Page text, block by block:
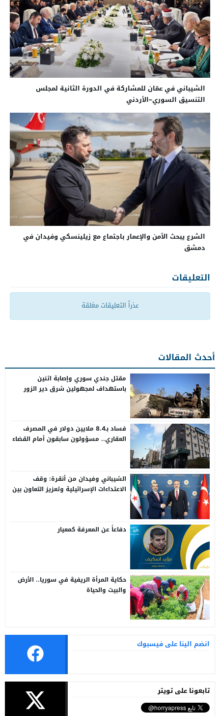
الشيباني في عمّان للمشاركة في الدورة الثانية لمجلس
التنسيق السوري–الأردني
الشرع يبحث الأمن والإعمار باجتماع مع زيلينسكي وفيدان في
دمشق
التعليقات
عذراً التعليقات مغلقة
أحدث المقالات
مقتل جندي سوري وإصابة اثنين
باستهداف لمجهولين شرق دير الزور
فساد بـ8.4 ملايين دولار في المصرف
العقاري.. مسؤولون سابقون أمام القضاء
الشيباني وفيدان من أنقرة: وقف
الاعتداءات الإسرائيلية وتعزيز التعاون بين
دفاعاً عن المعرفة كمعيار
حكاية المرأة الريفية في سوريا.. الأرض
والبيت والحياة
انضم الينا على فيسبوك
تابعونا على تويتر